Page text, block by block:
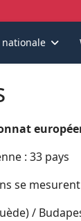
: 33 pays
se
/